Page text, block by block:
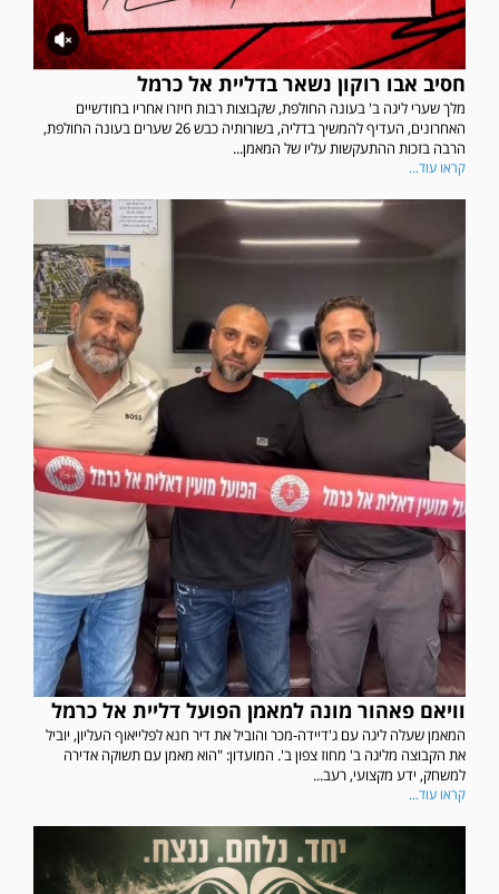
חסיב אבו רוקון נשאר בדליית אל כרמל
מלך שערי ליגה ב' בעונה החולפת, שקבוצות רבות חיזרו אחריו בחודשיים
האחרונים, העדיף להמשיך בדליה, בשורותיה כבש 26 שערים בעונה החולפת,
הרבה בזכות ההתעקשות עליו של המאמן...
קראו עוד...
וויאם פאהור מונה למאמן הפועל דליית אל כרמל
המאמן שעלה ליגה עם ג'דיידה-מכר והוביל את דיר חנא לפלייאוף העליון, יוביל
את הקבוצה מליגה ב' מחוז צפון ב'. המועדון: "הוא מאמן עם תשוקה אדירה
למשחק, ידע מקצועי, רעב...
קראו עוד...